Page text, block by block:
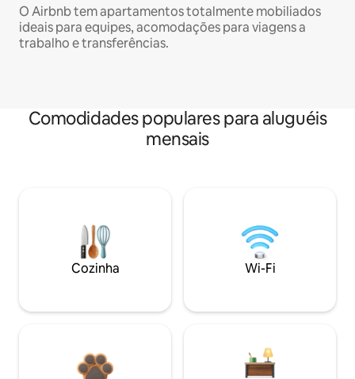
O Airbnb tem apartamentos totalmente mobiliados
ideais para equipes, acomodações para viagens a
trabalho e transferências.
Comodidades populares para aluguéis
mensais
Cozinha Wi-Fi